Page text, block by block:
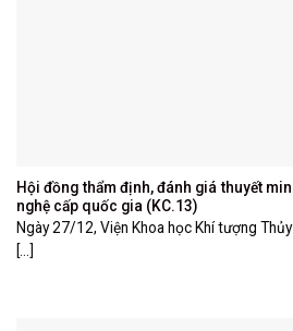
Hội đồng thẩm định, đánh giá thuyết
nghệ cấp quốc gia (KC.13)
Ngày 27/12, Viện Khoa học Khí tượng
[...]